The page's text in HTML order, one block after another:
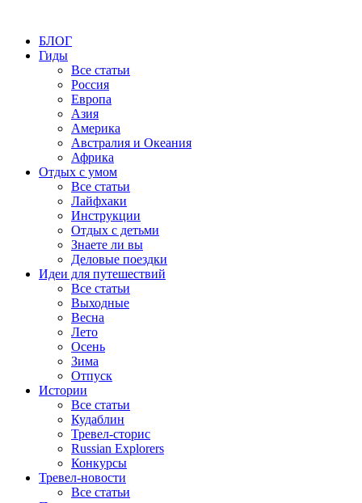
БЛОГ
Гиды
Все статьи
Россия
Европа
Азия
Америка
Австралия и Океания
Африка
Отдых с умом
Все статьи
Лайфхаки
Инструкции
Отдых с детьми
Знаете ли вы
Деловые поездки
Идеи для путешествий
Все статьи
Выходные
Весна
Лето
Осень
Зима
Отпуск
Истории
Все статьи
Кудаблин
Тревел-сторис
Russian Explorers
Конкурсы
Тревел-новости
Все статьи